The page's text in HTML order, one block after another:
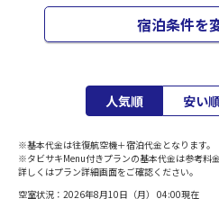
宿泊条件を
人気順 安い
※基本代金は往復航空機＋宿泊代金となります。
※タビサキMenu付きプランの基本代金は参考料金
詳しくはプラン詳細画面をご確認ください。
空室状況： 2026年8月10日（月） 04:00現在